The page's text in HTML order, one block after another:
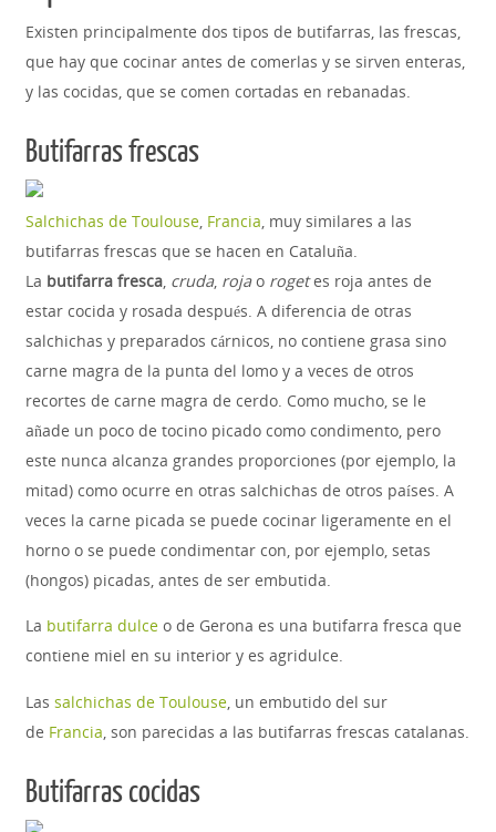
Existen principalmente dos tipos de butifarras, las frescas,
que hay que cocinar antes de comerlas y se sirven enteras,
y las cocidas, que se comen cortadas en rebanadas.
Butifarras frescas
Salchichas de Toulouse, Francia, muy similares a las
butifarras frescas que se hacen en Cataluña.
La butifarra fresca, cruda, rojao rogetes roja antes de
estar cocida y rosada después. A diferencia de otras
salchichas y preparados cárnicos, no contiene grasa sino
carne magra de la punta del lomo y a veces de otros
recortes de carne magra de cerdo. Como mucho, se le
añade un poco de tocino picado como condimento, pero
este nunca alcanza grandes proporciones (por ejemplo, la
mitad) como ocurre en otras salchichas de otros países. A
veces la carne picada se puede cocinar ligeramente en el
horno o se puede condimentar con, por ejemplo, setas
(hongos) picadas, antes de ser embutida.
La butifarra dulceo de Gerona es una butifarra fresca que
contiene miel en su interior y es agridulce.
Las salchichas de Toulouse, un embutido del sur
de Francia , son parecidas a las butifarras frescas catalanas.
Butifarras cocidas